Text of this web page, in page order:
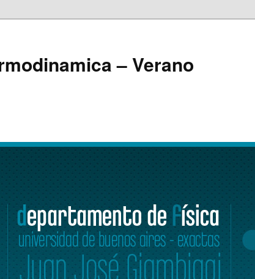
– Verano